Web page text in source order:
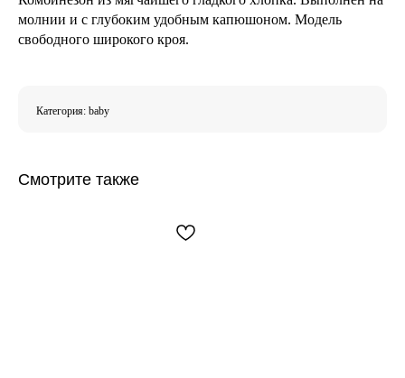
молнии и с глубоким удобным капюшоном. Модель
свободного широкого кроя.
Категория: baby
Смотрите также